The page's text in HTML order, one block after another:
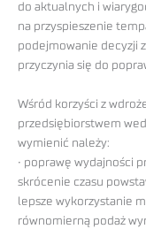
do aktualnych i
na przyspieszenie
podejmowanie decyzji
przyczynia się do
Wśród korzyści z
przedsiębiorstwem
wymienić należy:
• poprawę wydajności
skrócenie czasu
lepsze wykorzystanie
równomierną podaż